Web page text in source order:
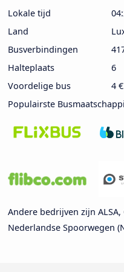
Lokale tijd
Land
Busverbindingen
Halteplaats
6
Voordelige bus
4 €
Populairste
Andere bedrijven zijn
Nederlandse Spoorwegen